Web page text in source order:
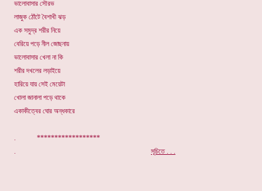
ভালোবাসার সৌরভ
লাজুক ঠোঁটে বৈশাখী ঝড়
এক সমুদ্র শরীর নিয়ে
বেরিয়ে পড়ে নীল জোছনায়
ভালোবাসার খেলা না কি
শরীর দখলের লড়াইয়ে
হারিয়ে যায় সেই মেয়েটা
খোলা জানালা পড়ে থাকে
একাকীত্বের ঘোর অন্ধকারে
. ******************
. সূচিতে . . .